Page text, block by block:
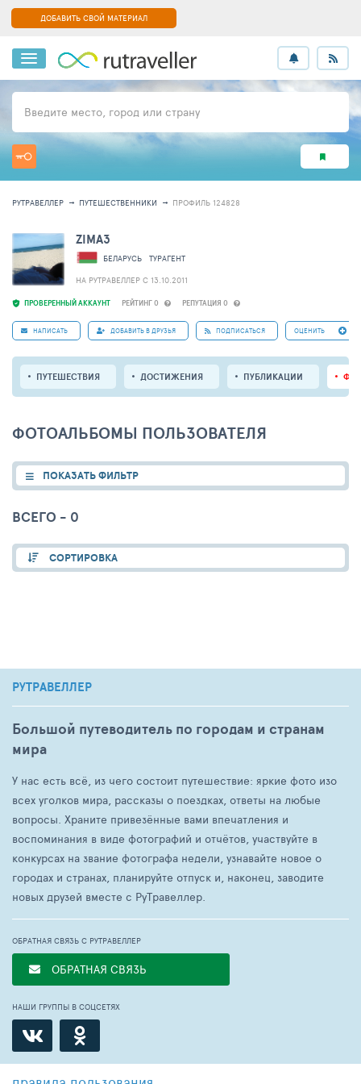
ДОБАВИТЬ СВОЙ МАТЕРИАЛ
Введите место, город или страну
РУТРАВЕЛЛЕР ПУТЕШЕСТВЕННИКИ ПРОФИЛЬ 124828
ПРОВЕРЕННЫЙ АККАУНТ РЕЙТИНГ 0 РЕПУТАЦИЯ 0
ZIMA3
БЕЛАРУСЬ
ТУРАГЕНТ
НА РУТРАВЕЛЛЕР C 13.10.2011
НАПИСАТЬ ДОБАВИТЬ В ДРУЗЬЯ ПОДПИСАТЬСЯ ОЦЕНИТЬ
ПУТЕШЕСТВИЯ ДОСТИЖЕНИЯ ПУБЛИКАЦИИ
ФОТОАЛЬБОМЫ ПОЛЬЗОВАТЕЛЯ
ПОКАЗАТЬ ФИЛЬТР
ВСЕГО - 0
СОРТИРОВКА
РУТРАВЕЛЛЕР
Большой путеводитель по городам и странам
мира
У нас есть всё, из чего состоит путешествие: яркие фото изо
всех уголков мира, рассказы о поездках, ответы на любые
вопросы. Храните привезённые вами впечатления и
воспоминания в виде фотографий и отчётов, участвуйте в
конкурсах на звание фотографа недели, узнавайте новое о
городах и странах, планируйте отпуск и, наконец, заводите
новых друзей вместе с РуТравеллер.
ОБРАТНАЯ СВЯЗЬ С РУТРАВЕЛЛЕР
ОБРАТНАЯ СВЯЗЬ
НАШИ ГРУППЫ В СОЦСЕТЯХ